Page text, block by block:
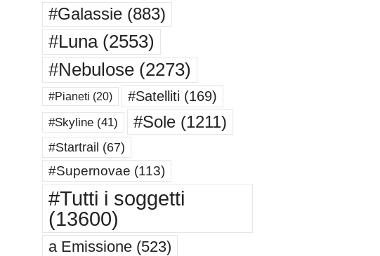
#Galassie(883)
#Luna(2553)
#Nebulose(2273)
#Pianeti (20) #Satelliti (169)
#Skyline(41) #Sole(1211)
#Startrail (67)
#Supernovae (113)
#Tutti i soggetti
(13600)
a Emissione(523)